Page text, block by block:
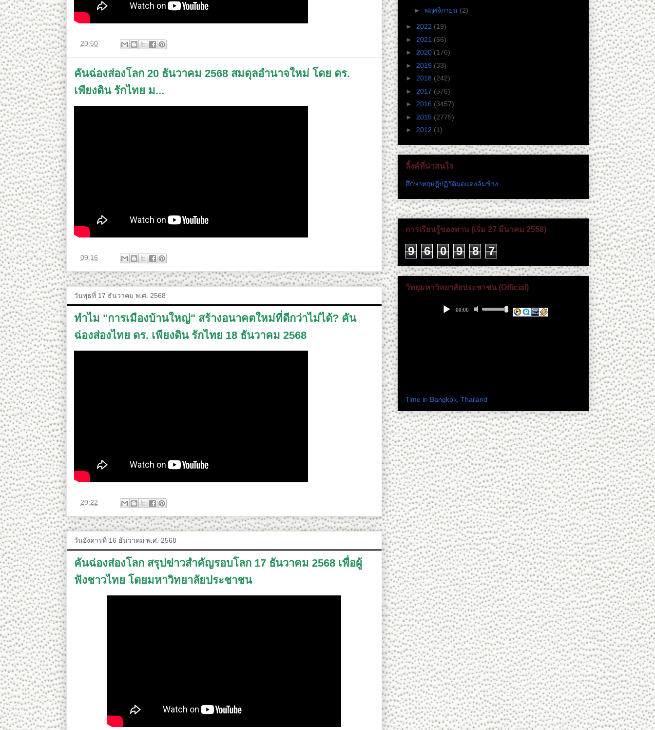
20:50
คันฉ่องส่องโลก 20 ธันวาคม 2568 สมดุลอำนาจใหม่ โดย ดร.
เพียงดิน รักไทย ม...
09:16
วันพุธที่ 17 ธันวาคม พ.ศ. 2568
ทำไม "การเมืองบ้านใหญ่" สร้างอนาคตใหม่ที่ดีกว่าไม่ได้? คัน
ฉ่องส่องไทย ดร. เพียงดิน รักไทย 18 ธันวาคม 2568
20:22
วันอังคารที่ 16 ธันวาคม พ.ศ. 2568
คันฉ่องส่องโลก สรุปข่าวสำคัญรอบโลก 17 ธันวาคม 2568 เพื่อผู้
ฟังชาวไทย โดยมหาวิทยาลัยประชาชน
► พฤศจิกายน (2)
► 2022 (19)
► 2021 (56)
► 2020 (176)
► 2019 (33)
► 2018 (242)
► 2017 (576)
► 2016 (3457)
► 2015 (2775)
► 2012 (1)
ลิ้งค์ที่น่าสนใจ
ศึกษาทฤษฎีปฏิวัติมดแดงล้มช้าง
การเรียนรู้ของท่าน (เริ่ม 27 มีนาคม 2558)
9 6 0 9 8 7
วิทยุมหาวิทยาลัยประชาชน (Official)
Time in Bangkok, Thailand